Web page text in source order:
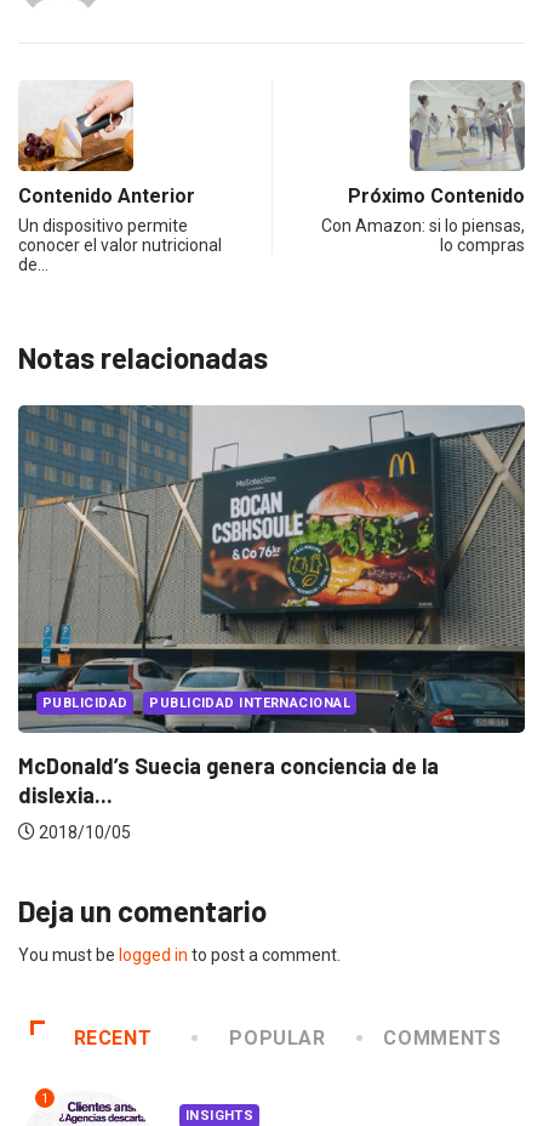
Contenido Anterior
Un dispositivo permite
conocer el valor nutricional
de…
Próximo Contenido
Con Amazon: si lo piensas,
lo compras
Notas relacionadas
de la
PUBLICIDAD PUBLICIDAD
ASMR: la tendencia audiovisual
Deja un comentario
You must be logged in to post a comment.
RECENT POPULAR COMMENTS
1
INSIGHTS